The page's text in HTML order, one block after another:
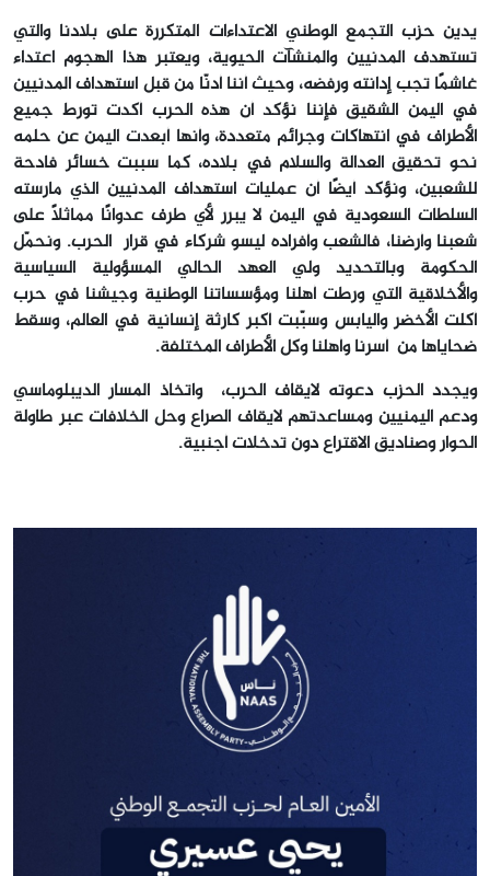
يدين حزب التجمع الوطني الاعتداءات المتكررة على بلادنا والتي
تستهدف المدنيين والمنشآت الحيوية، ويعتبر هذا الهجوم اعتداء
غاشمًا تجب إدانته ورفضه، وحيث أننا أدنّا من قبل استهداف المدنيين
في اليمن الشقيق فإننا نؤكد أن هذه الحرب أكدت تورط جميع
الأطراف في انتهاكات وجرائم متعددة، وأنها أبعدت اليمن عن حلمه
نحو تحقيق العدالة والسلام في بلاده، كما سببت خسائر فادحة
للشعبين، ونؤكد أيضًا أن عمليات استهداف المدنيين الذي مارسته
السلطات السعودية في اليمن لا يبرر لأي طرف عدوانًا مماثلًا على
شعبنا وأرضنا، فالشعب وأفراده ليسو شركاء في قرار الحرب. ونحمّل
الحكومة وبالتحديد ولي العهد الحالي المسؤولية السياسية
والأخلاقية التي ورطت أهلنا ومؤسساتنا الوطنية وجيشنا في حرب
أكلت الأخضر واليابس وسبّبت أكبر كارثة إنسانية في العالم، وسقط
ضحاياها من أسرنا وأهلنا وكل الأطراف المختلفة.
ويجدد الحزب دعوته لايقاف الحرب، واتخاذ المسار الديبلوماسي
ودعم اليمنيين ومساعدتهم لايقاف الصراع وحل الخلافات عبر طاولة
الحوار وصناديق الاقتراع دون تدخلات أجنبية.